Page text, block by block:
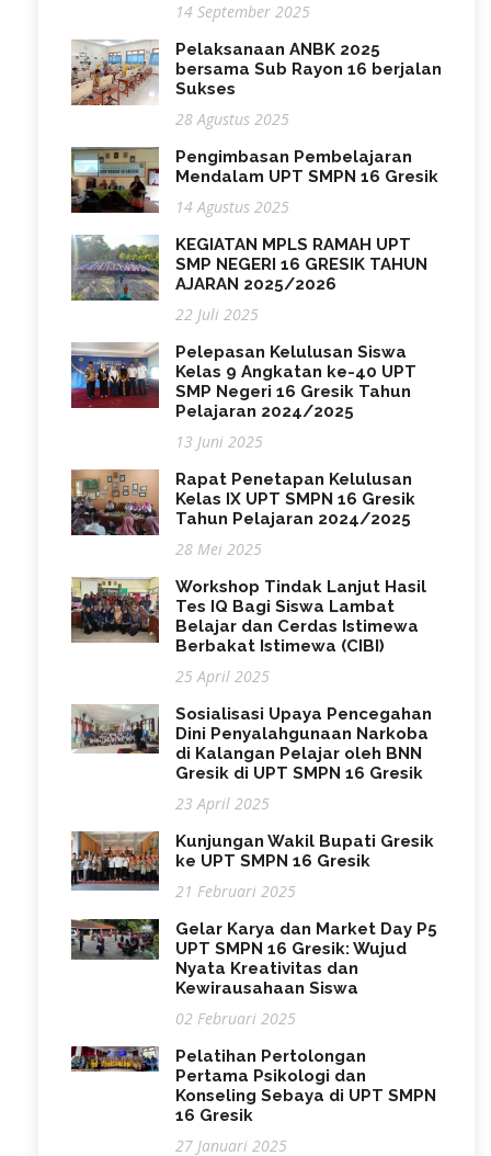
14 September 2025
Pelaksanaan ANBK 2025
bersama Sub Rayon 16 berjalan
Sukses
28 Agustus 2025
Pengimbasan Pembelajaran
Mendalam UPT SMPN 16 Gresik
14 Agustus 2025
KEGIATAN MPLS RAMAH UPT
SMP NEGERI 16 GRESIK TAHUN
AJARAN 2025/2026
22 Juli 2025
Pelepasan Kelulusan Siswa
Kelas 9 Angkatan ke-40 UPT
SMP Negeri 16 Gresik Tahun
Pelajaran 2024/2025
13 Juni 2025
Rapat Penetapan Kelulusan
Kelas IX UPT SMPN 16 Gresik
Tahun Pelajaran 2024/2025
28 Mei 2025
Workshop Tindak Lanjut Hasil
Tes IQ Bagi Siswa Lambat
Belajar dan Cerdas Istimewa
Berbakat Istimewa (CIBI)
25 April 2025
Sosialisasi Upaya Pencegahan
Dini Penyalahgunaan Narkoba
di Kalangan Pelajar oleh BNN
Gresik di UPT SMPN 16 Gresik
23 April 2025
Kunjungan Wakil Bupati Gresik
ke UPT SMPN 16 Gresik
21 Februari 2025
Gelar Karya dan Market Day P5
UPT SMPN 16 Gresik: Wujud
Nyata Kreativitas dan
Kewirausahaan Siswa
02 Februari 2025
Pelatihan Pertolongan
Pertama Psikologi dan
Konseling Sebaya di UPT SMPN
16 Gresik
27 Januari 2025